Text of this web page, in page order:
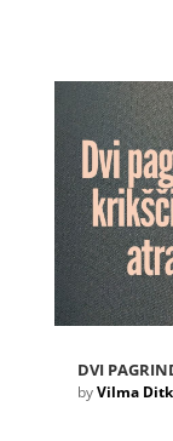
DVI
byVilma